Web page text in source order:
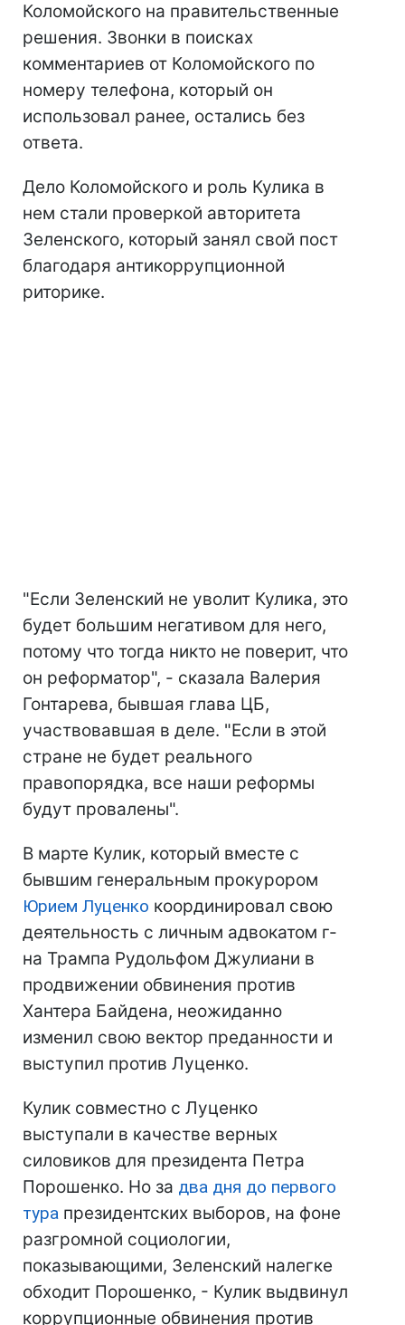
Коломойского на правительственные
решения. Звонки в поисках
комментариев от Коломойского по
номеру телефона, который он
использовал ранее, остались без
ответа.
Дело Коломойского и роль Кулика в
нем стали проверкой авторитета
Зеленского, который занял свой пост
благодаря антикоррупционной
риторике.
"Если Зеленский не уволит Кулика, это
будет большим негативом для него,
потому что тогда никто не поверит, что
он реформатор", - сказала Валерия
Гонтарева, бывшая глава ЦБ,
участвовавшая в деле. "Если в этой
стране не будет реального
правопорядка, все наши реформы
будут провалены".
В марте Кулик, который вместе с
бывшим генеральным прокурором
Юрием Луценко координировал свою
деятельность с личным адвокатом г-
на Трампа Рудольфом Джулиани в
продвижении обвинения против
Хантера Байдена, неожиданно
изменил свою вектор преданности и
выступил против Луценко.
Кулик совместно с Луценко
выступали в качестве верных
силовиков для президента Петра
Порошенко. Но за два дня до первого
тура президентских выборов, на фоне
разгромной социологии,
показывающими, Зеленский налегке
обходит Порошенко, - Кулик выдвинул
коррупционные обвинения против